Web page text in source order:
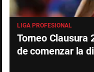
LIGA PROFESIONAL
Torneo Clausura
de comenzar la